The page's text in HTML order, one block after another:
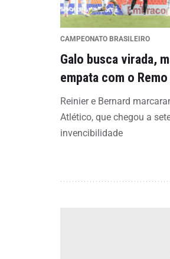
CAMPEONATO BRASILEIRO
Galo busca virada,
empata com o Remo
Reinier e Bernard
Atlético, que chegou a
invencibilidade